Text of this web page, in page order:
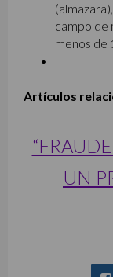
campo de
menos de
Artículos
UN